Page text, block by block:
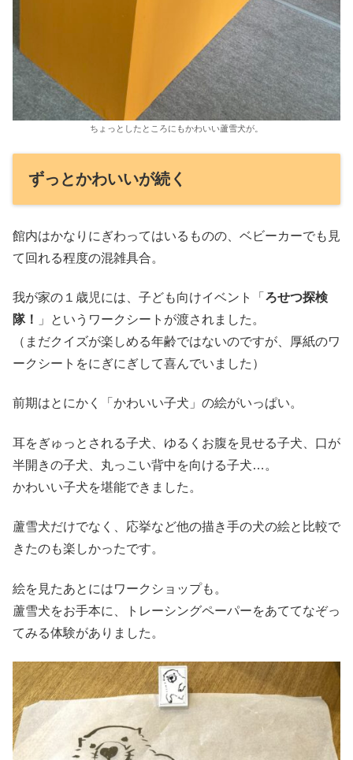
ちょっとしたところにもかわいい蘆雪犬が。
ずっとかわいいが続く
館内はかなりにぎわってはいるものの、ベビーカーでも見
て回れる程度の混雑具合。
我が家の１歳児には、子ども向けイベント「 ろせつ探検
隊！
」というワークシートが渡されました。
（まだクイズが楽しめる年齢ではないのですが、厚紙のワ
ークシートをにぎにぎして喜んでいました）
前期はとにかく「かわいい子犬」の絵がいっぱい。
耳をぎゅっとされる子犬、ゆるくお腹を見せる子犬、口が
半開きの子犬、丸っこい背中を向ける子犬…。
かわいい子犬を堪能できました。
蘆雪犬だけでなく、応挙など他の描き手の犬の絵と比較で
きたのも楽しかったです。
絵を見たあとにはワークショップも。
蘆雪犬をお手本に、トレーシングペーパーをあててなぞっ
てみる体験がありました。